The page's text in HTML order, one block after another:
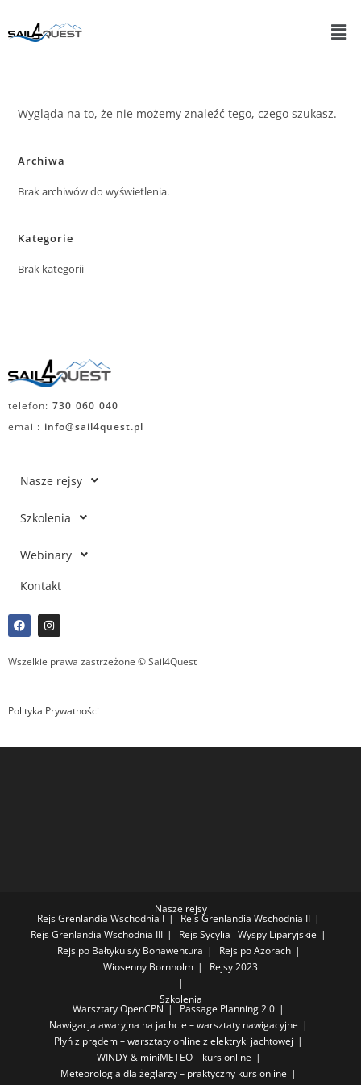
Wygląda na to, że nie możemy znaleźć tego, czego szukasz.
Archiwa
Brak archiwów do wyświetlenia.
Kategorie
Brak kategorii
telefon: 730 060 040
email: info@sail4quest.pl
Nasze rejsy
Szkolenia
Webinary
Kontakt
Wszelkie prawa zastrzeżone © Sail4Quest
Polityka Prywatności
Nasze rejsy
Rejs Grenlandia Wschodnia I
Rejs Grenlandia Wschodnia II
Rejs Grenlandia Wschodnia III
Rejs Sycylia i Wyspy Liparyjskie
Rejs po Bałtyku s/y Bonawentura
Rejs po Azorach
Wiosenny Bornholm
Rejsy 2023
Szkolenia
Warsztaty OpenCPN
Passage Planning 2.0
Nawigacja awaryjna na jachcie – warsztaty nawigacyjne
Płyń z prądem – warsztaty online z elektryki jachtowej
WINDY & miniMETEO – kurs online
Meteorologia dla żeglarzy – praktyczny kurs online